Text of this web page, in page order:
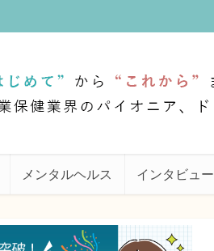
メンタルヘルス インタビュー